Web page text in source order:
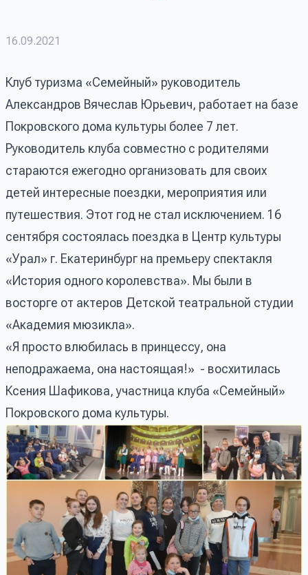
16.09.2021
Клуб туризма «Семейный» руководитель
Александров Вячеслав Юрьевич, работает на базе
Покровского дома культуры более 7 лет.
Руководитель клуба совместно с родителями
стараются ежегодно организовать для своих
детей интересные поездки, мероприятия или
путешествия. Этот год не стал исключением. 16
сентября состоялась поездка в Центр культуры
«Урал» г. Екатеринбург на премьеру спектакля
«История одного королевства». Мы были в
восторге от актеров Детской театральной студии
«Академия мюзикла».
«Я просто влюбилась в принцессу, она
неподражаема, она настоящая!» - восхитилась
Ксения Шафикова, участница клуба «Семейный»
Покровского дома культуры.